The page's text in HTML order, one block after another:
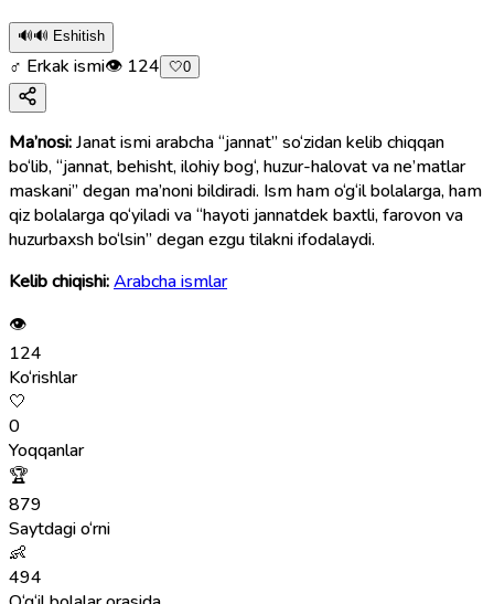
🔊🔊 Eshitish
♂ Erkak ismi👁 124 🤍0
Ma’nosi:Janat ismi arabcha “jannat” so‘zidan kelib chiqqan
bo‘lib, “jannat, behisht, ilohiy bog‘, huzur-halovat va ne’matlar
maskani” degan ma’noni bildiradi. Ism ham o‘g‘il bolalarga, ham
qiz bolalarga qo‘yiladi va “hayoti jannatdek baxtli, farovon va
huzurbaxsh bo‘lsin” degan ezgu tilakni ifodalaydi.
Kelib chiqishi:Arabcha ismlar
👁
124
Ko‘rishlar
🤍
0
Yoqqanlar
🏆
879
Saytdagi o‘rni
👶
494